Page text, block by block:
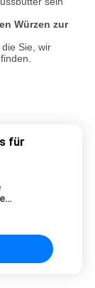
Würzen zur
Sie, wir
für